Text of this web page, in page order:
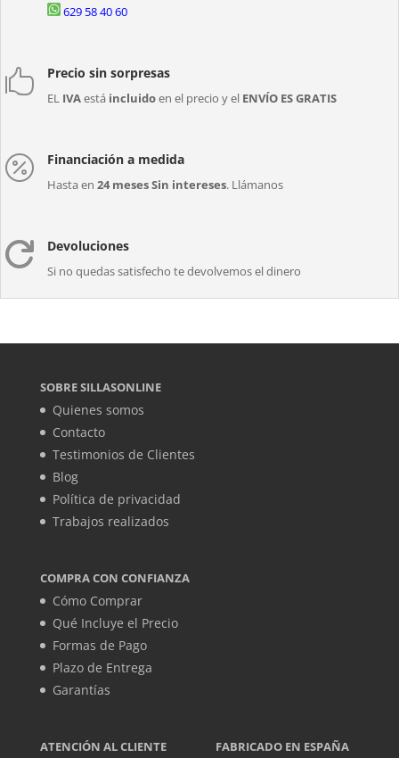
629 58 40 60
 Precio sin sorpresas
EL IVAestá incluidoen el precio y el ENVÍO ES GRATIS
 Financiación a medida
Hasta en 24 meses Sin intereses. Llámanos
 Devoluciones
Si no quedas satisfecho te devolvemos el dinero
SOBRE SILLASONLINE
Quienes somos
Contacto
Testimonios de Clientes
Blog
Política de privacidad
Trabajos realizados
COMPRA CON CONFIANZA
Cómo Comprar
Qué Incluye el Precio
Formas de Pago
Plazo de Entrega
Garantías
ATENCIÓN AL CLIENTE FABRICADO EN ESPAÑA